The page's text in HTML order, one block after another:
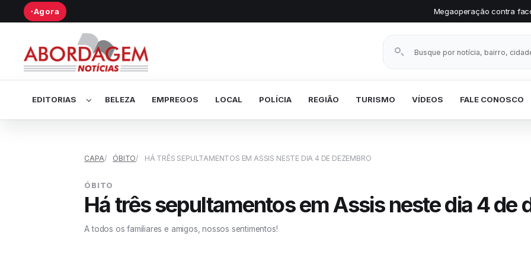
● Agora Megaoperação contra facção prende
Buscar notícias
EDITORIAS BELEZA EMPREGOS LOCAL POLÍCIA REGIÃO TURISMO VÍDEOS FALE CONOSCO
CAPA ÓBITO HÁ TRÊS SEPULTAMENTOS EM ASSIS NESTE DIA 4 DE DEZEMBRO
ÓBITO
Há três sepultamentos em Assis neste dia 4 de
A todos os familiares e amigos, nossos sentimentos!